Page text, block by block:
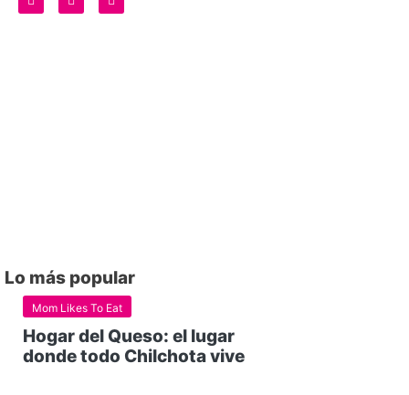
Lo más popular
Mom Likes To Eat
Hogar del Queso: el lugar
donde todo Chilchota vive